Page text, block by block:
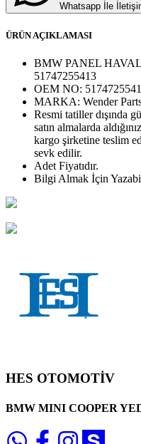
Whatsapp İle
ÜRÜN AÇIKLAMASI
BMW PANEL
51747255413
OEM NO:
MARKA: Wender
Resmi tatiller dışında
satın almalarda
kargo şirketine teslim
sevk edilir.
Adet Fiyatıdır.
Bilgi Almak İçin
HES OTOMOTİV
BMW MINI COOPER